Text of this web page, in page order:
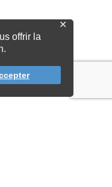
offrir la
✕